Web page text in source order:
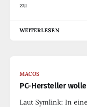
zu
WEITERLESEN
MACOS
PC-Hersteller
Laut Symlink: In